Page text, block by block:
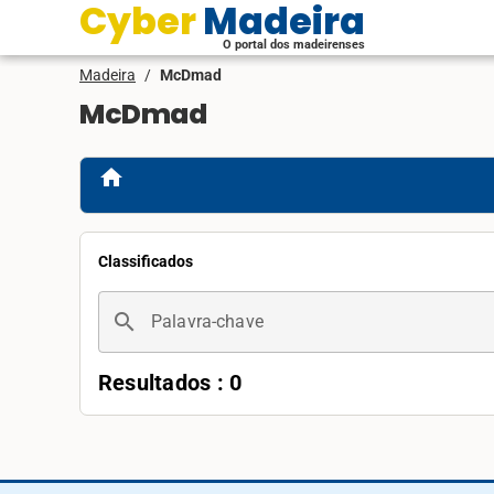
Cyber Madeira
O portal dos madeirenses
Madeira / McDmad
McDmad
home
Classificados
search Palavra-chave
Resultados : 0